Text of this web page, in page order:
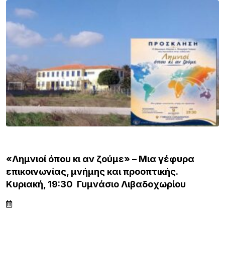
«Λημνιοί όπου κι αν ζούμε» – Μια γέφυρα
επικοινωνίας, μνήμης και προοπτικής.
Κυριακή, 19:30 Γυμνάσιο Λιβαδοχωρίου